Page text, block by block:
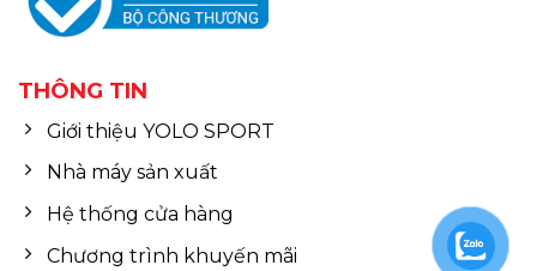
THÔNG TIN
Giới thiệu YOLO SPORT
Nhà máy sản xuất
Hệ thống cửa hàng
Chương trình khuyến mãi